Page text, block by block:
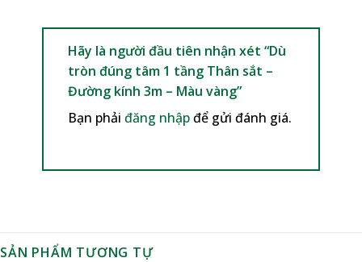
Hãy là người đầu tiên nhận xét “Dù
tròn đúng tâm 1 tầng Thân sắt –
Đường kính 3m – Màu vàng”
Bạn phải đăng nhậpđể gửi đánh giá.
SẢN PHẨM TƯƠNG TỰ